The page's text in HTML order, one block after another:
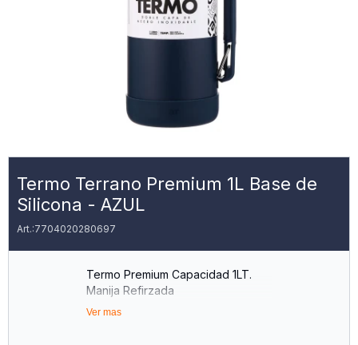
Termo Terrano Premium 1L Base de
Silicona - AZUL
7704020280697
Termo Premium Capacidad 1LT.
Manija Refirzada
Doble Capa Acero Inox.
Ver mas